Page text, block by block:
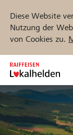
Diese Website
Nutzung der
von Cookies zu.
Zum
Inhalt
springen